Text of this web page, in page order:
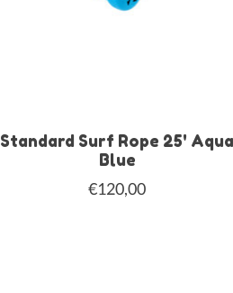
Standard Surf Rope 25' Aqua
Blue
€120,00